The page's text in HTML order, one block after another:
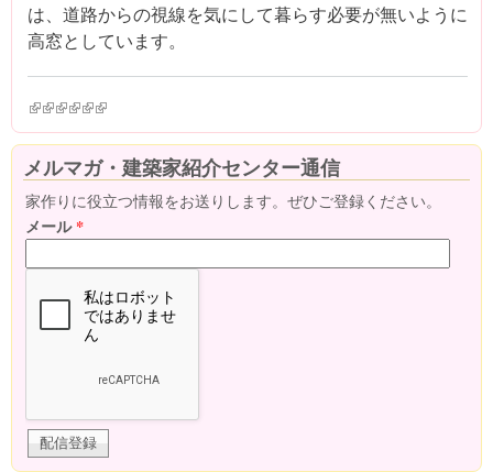
は、道路からの視線を気にして暮らす必要が無いように
高窓としています。
(link is external)
(link is external)
(link is external)
(link is external)
(link is external)
(link is external)
メルマガ・建築家紹介センター通信
家作りに役立つ情報をお送りします。ぜひご登録ください。
メール*